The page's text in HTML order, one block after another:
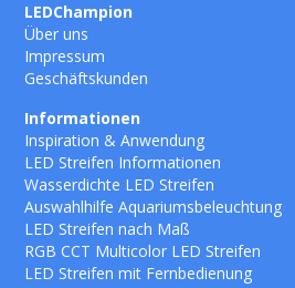
LEDChampion
Über uns
Impressum
Geschäftskunden
Informationen
Inspiration & Anwendung
LED Streifen Informationen
Wasserdichte LED Streifen
Auswahlhilfe Aquariumsbeleuchtung
LED Streifen nach Maß
RGB CCT Multicolor LED Streifen
LED Streifen mit Fernbedienung